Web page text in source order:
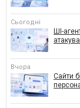
Сьогодні
ШІ-
Вчора
Сайти